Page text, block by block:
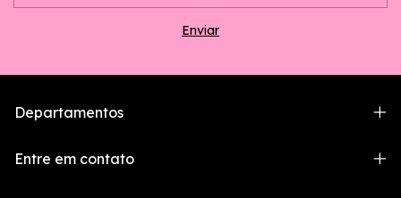
Departamentos
Entre em contato